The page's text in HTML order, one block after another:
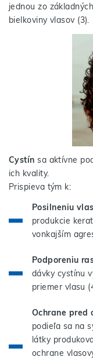
jednou zo
bielkoviny vlasov (3).
Cystín sa aktívne
ich kvality.
Prispieva tým k:
Posilneniu
produkcie
vonkajším
Podporeniu
dávky cystínu
priemer vlasu
Ochrane pred
podieľa sa na
látky
ochrane